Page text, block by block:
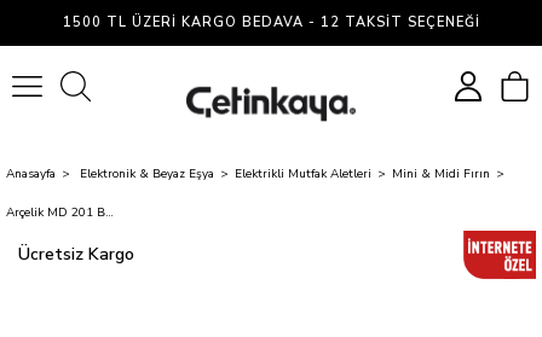
1500 TL ÜZERI KARGO BEDAVA - 12 TAKSIT SEÇENEĞI
Anasayfa Elektronik & Beyaz Eşya Elektrikli Mutfak Aletleri Mini & Midi Fırın
Arçelik MD 201 B Mikrodalga Fırın
Ücretsiz Kargo